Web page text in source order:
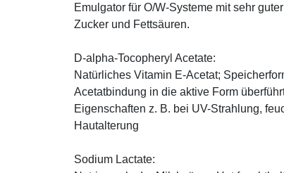
Emulgator für O/W-Systeme mit sehr
Zucker und Fettsäuren.
D-alpha-Tocopheryl Acetate:
Natürliches Vitamin E-Acetat;
Acetatbindung in die aktive Form
Eigenschaften z. B. bei UV-Strahlung,
Hautalterung
Sodium Lactate: